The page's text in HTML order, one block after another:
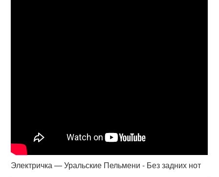
Электричка — Уральские Пельмени - Без задних нот